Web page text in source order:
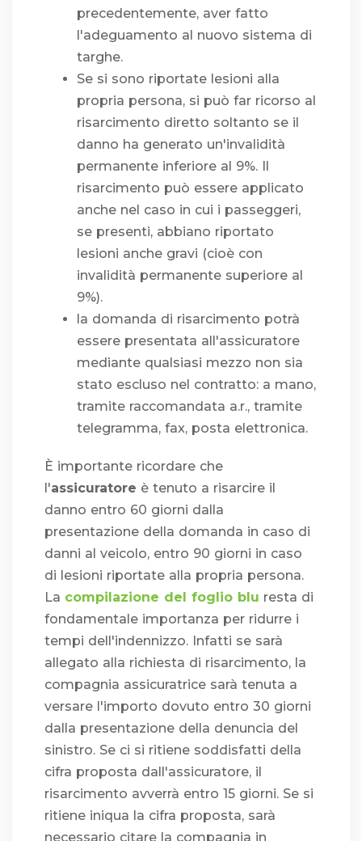
precedentemente, aver fatto
l'adeguamento al nuovo sistema di
targhe.
Se si sono riportate lesioni alla
propria persona, si può far ricorso al
risarcimento diretto soltanto se il
danno ha generato un'invalidità
permanente inferiore al 9%. Il
risarcimento può essere applicato
anche nel caso in cui i passeggeri,
se presenti, abbiano riportato
lesioni anche gravi (cioè con
invalidità permanente superiore al
9%).
la domanda di risarcimento potrà
essere presentata all'assicuratore
mediante qualsiasi mezzo non sia
stato escluso nel contratto: a mano,
tramite raccomandata a.r., tramite
telegramma, fax, posta elettronica.
È importante ricordare che
l'assicuratore è tenuto a risarcire il
danno entro 60 giorni dalla
presentazione della domanda in caso di
danni al veicolo, entro 90 giorni in caso
di lesioni riportate alla propria persona.
La compilazione del foglio blu resta di
fondamentale importanza per ridurre i
tempi dell'indennizzo. Infatti se sarà
allegato alla richiesta di risarcimento, la
compagnia assicuratrice sarà tenuta a
versare l'importo dovuto entro 30 giorni
dalla presentazione della denuncia del
sinistro. Se ci si ritiene soddisfatti della
cifra proposta dall'assicuratore, il
risarcimento avverrà entro 15 giorni. Se si
ritiene iniqua la cifra proposta, sarà
necessario citare la compagnia in